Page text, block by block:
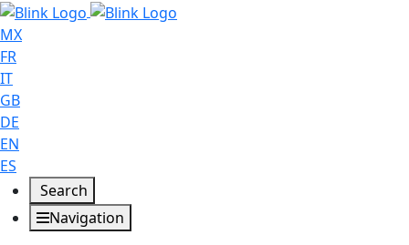
MX
FR
IT
GB
DE
EN
ES
Search
Navigation